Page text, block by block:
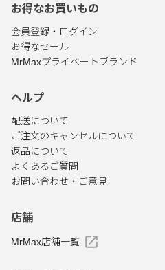
お得なお買いもの
会員登録・ログイン
お得なセール
MrMaxプライベートブランド
ヘルプ
配送について
ご注文のキャンセルについて
返品について
よくあるご質問
お問い合わせ・ご意見
店舗
MrMax店舗一覧